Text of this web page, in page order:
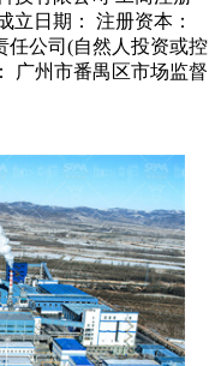
立日期： 注册资本：
任公司(自然人投资或控
广州市番禺区市场监督